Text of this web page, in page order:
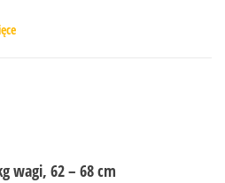
wagi, 62 – 68 cm